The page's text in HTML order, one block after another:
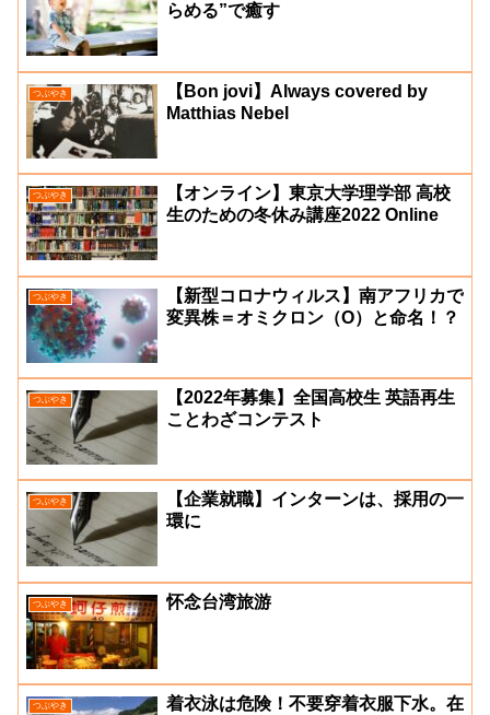
らめる”で癒す
つぶやき
【Bon jovi】Always covered by
Matthias Nebel
つぶやき
【オンライン】東京大学理学部 高校
生のための冬休み講座2022 Online
つぶやき
【新型コロナウィルス】南アフリカで
変異株＝オミクロン（Ο）と命名！？
つぶやき
【2022年募集】全国高校生 英語再生
ことわざコンテスト
つぶやき
【企業就職】インターンは、採用の一
環に
つぶやき 怀念台湾旅游
つぶやき
着衣泳は危険！不要穿着衣服下水。在